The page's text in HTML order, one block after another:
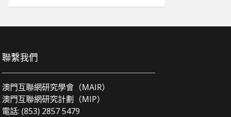
聯繫我們
澳門互聯網研究學會（MAIR）
澳門互聯網研究計劃（MIP）
電話: (853) 2857 5479